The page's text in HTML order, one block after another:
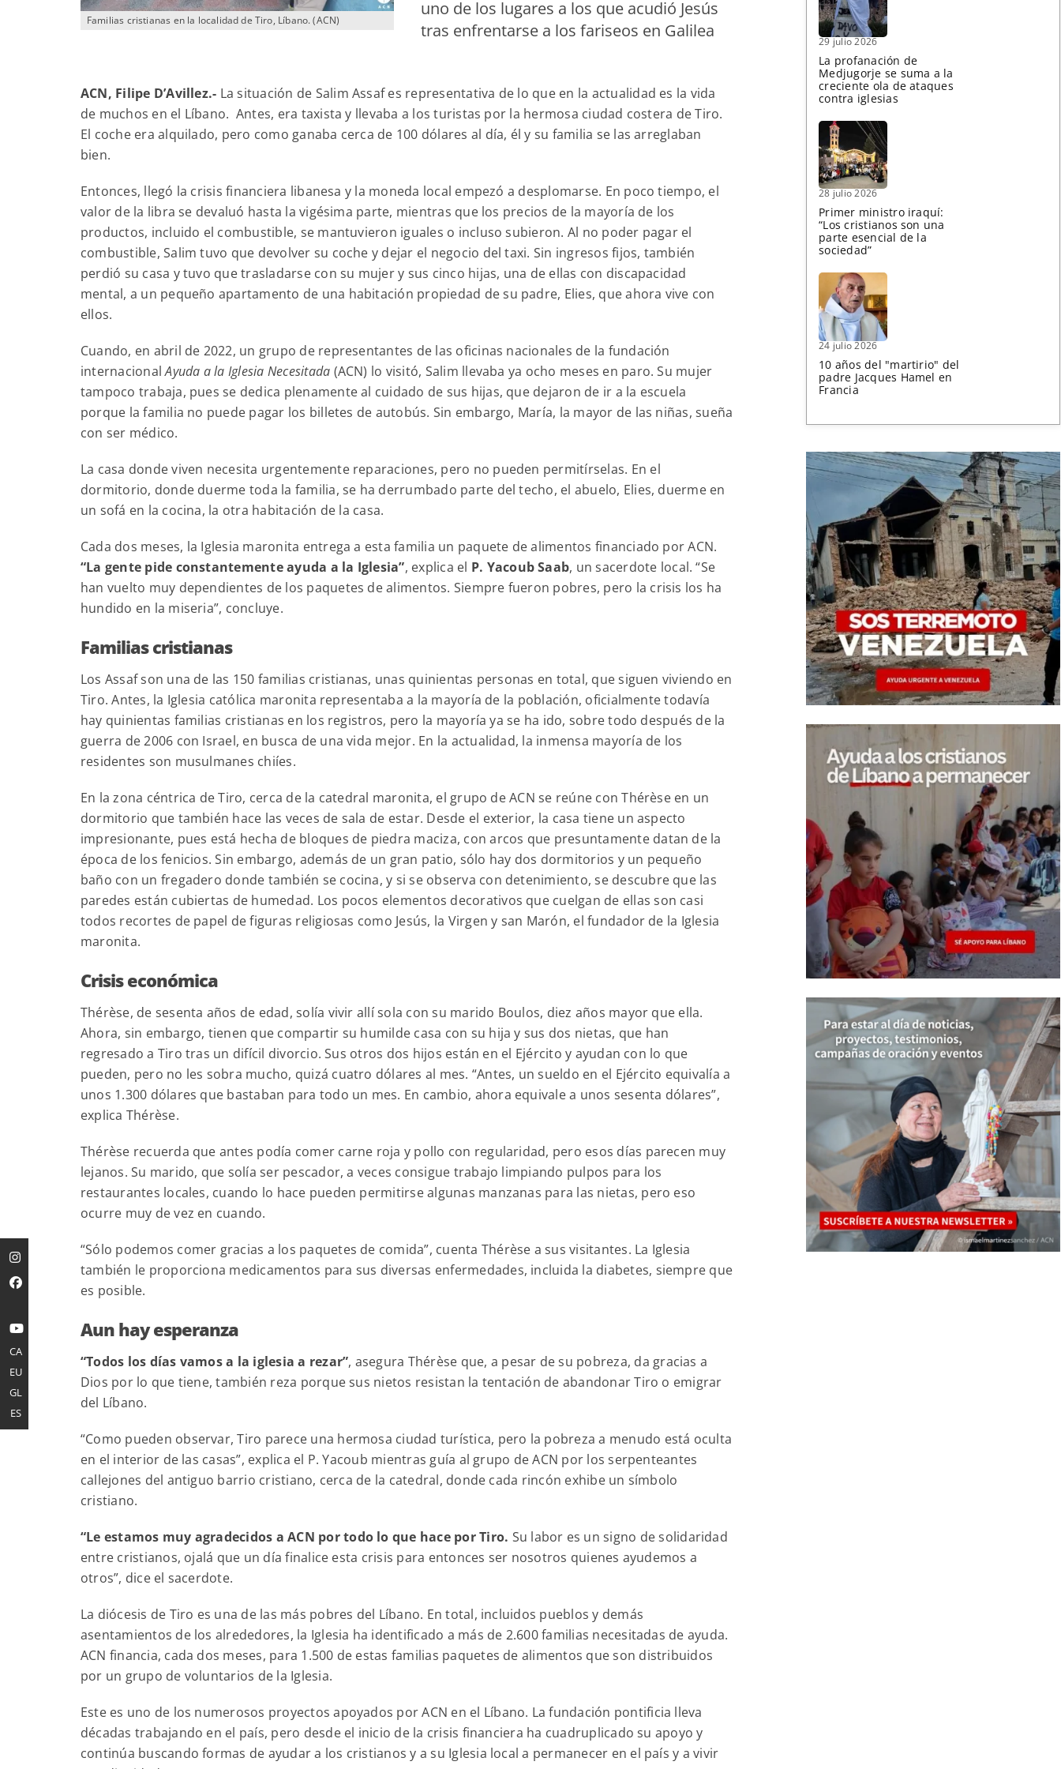
Familias cristianas en la localidad de Tiro, Líbano. (ACN)
uno de los lugares a los que acudió Jesús
tras enfrentarse a los fariseos en Galilea
ACN, Filipe D’Avillez.- La situación de Salim Assaf es representativa de lo que en la actualidad es la vida
de muchos en el Líbano. Antes, era taxista y llevaba a los turistas por la hermosa ciudad costera de Tiro.
El coche era alquilado, pero como ganaba cerca de 100 dólares al día, él y su familia se las arreglaban
bien.
Entonces, llegó la crisis financiera libanesa y la moneda local empezó a desplomarse. En poco tiempo, el
valor de la libra se devaluó hasta la vigésima parte, mientras que los precios de la mayoría de los
productos, incluido el combustible, se mantuvieron iguales o incluso subieron. Al no poder pagar el
combustible, Salim tuvo que devolver su coche y dejar el negocio del taxi. Sin ingresos fijos, también
perdió su casa y tuvo que trasladarse con su mujer y sus cinco hijas, una de ellas con discapacidad
mental, a un pequeño apartamento de una habitación propiedad de su padre, Elies, que ahora vive con
ellos.
Cuando, en abril de 2022, un grupo de representantes de las oficinas nacionales de la fundación
internacionalAyuda a la Iglesia Necesitada (ACN) lo visitó, Salim llevaba ya ocho meses en paro. Su mujer
tampoco trabaja, pues se dedica plenamente al cuidado de sus hijas, que dejaron de ir a la escuela
porque la familia no puede pagar los billetes de autobús. Sin embargo, María, la mayor de las niñas, sueña
con ser médico.
La casa donde viven necesita urgentemente reparaciones, pero no pueden permitírselas. En el
dormitorio, donde duerme toda la familia, se ha derrumbado parte del techo, el abuelo, Elies, duerme en
un sofá en la cocina, la otra habitación de la casa.
Cada dos meses, la Iglesia maronita entrega a esta familia un paquete de alimentos financiado por ACN.
“La gente pide constantemente ayuda a la Iglesia”, explica el P. Yacoub Saab, un sacerdote local. “Se
han vuelto muy dependientes de los paquetes de alimentos. Siempre fueron pobres, pero la crisis los ha
hundido en la miseria”, concluye.
Familias cristianas
Los Assaf son una de las 150 familias cristianas, unas quinientas personas en total, que siguen viviendo en
Tiro. Antes, la Iglesia católica maronita representaba a la mayoría de la población, oficialmente todavía
hay quinientas familias cristianas en los registros, pero la mayoría ya se ha ido, sobre todo después de la
guerra de 2006 con Israel, en busca de una vida mejor. En la actualidad, la inmensa mayoría de los
residentes son musulmanes chiíes.
En la zona céntrica de Tiro, cerca de la catedral maronita, el grupo de ACN se reúne con Thérèse en un
dormitorio que también hace las veces de sala de estar. Desde el exterior, la casa tiene un aspecto
impresionante, pues está hecha de bloques de piedra maciza, con arcos que presuntamente datan de la
época de los fenicios. Sin embargo, además de un gran patio, sólo hay dos dormitorios y un pequeño
baño con un fregadero donde también se cocina, y si se observa con detenimiento, se descubre que las
paredes están cubiertas de humedad. Los pocos elementos decorativos que cuelgan de ellas son casi
todos recortes de papel de figuras religiosas como Jesús, la Virgen y san Marón, el fundador de la Iglesia
maronita.
Crisiseconómica
Thérèse, de sesenta años de edad, solía vivir allí sola con su marido Boulos, diez años mayor que ella.
Ahora, sin embargo, tienen que compartir su humilde casa con su hija y sus dos nietas, que han
regresado a Tiro tras un difícil divorcio. Sus otros dos hijos están en el Ejército y ayudan con lo que
pueden, pero no les sobra mucho, quizá cuatro dólares al mes. “Antes, un sueldo en el Ejército equivalía a
unos 1.300 dólares que bastaban para todo un mes. En cambio, ahora equivale a unos sesenta dólares”,
explica Thérèse.
Thérèse recuerda que antes podía comer carne roja y pollo con regularidad, pero esos días parecen muy
lejanos. Su marido, que solía ser pescador, a veces consigue trabajo limpiando pulpos para los
restaurantes locales, cuando lo hace pueden permitirse algunas manzanas para las nietas, pero eso
ocurre muy de vez en cuando.
“Sólo podemos comer gracias a los paquetes de comida”, cuenta Thérèse a sus visitantes. La Iglesia
también le proporciona medicamentos para sus diversas enfermedades, incluida la diabetes, siempre que
es posible.
Aun hay esperanza
“Todos los días vamos a la iglesia a rezar”, asegura Thérèse que, a pesar de su pobreza, da gracias a
Dios por lo que tiene, también reza porque sus nietos resistan la tentación de abandonar Tiro o emigrar
del Líbano.
“Como pueden observar, Tiro parece una hermosa ciudad turística, pero la pobreza a menudo está oculta
en el interior de las casas”, explica el P. Yacoub mientras guía al grupo de ACN por los serpenteantes
callejones del antiguo barrio cristiano, cerca de la catedral, donde cada rincón exhibe un símbolo
cristiano.
“Le estamos muy agradecidos a ACN por todo lo que hace por Tiro. Su labor es un signo de solidaridad
entre cristianos, ojalá que un día finalice esta crisis para entonces ser nosotros quienes ayudemos a
otros”, dice el sacerdote.
La diócesis de Tiro es una de las más pobres del Líbano. En total, incluidos pueblos y demás
asentamientos de los alrededores, la Iglesia ha identificado a más de 2.600 familias necesitadas de ayuda.
ACN financia, cada dos meses, para 1.500 de estas familias paquetes de alimentos que son distribuidos
por un grupo de voluntarios de la Iglesia.
Este es uno de los numerosos proyectos apoyados por ACN en el Líbano. La fundación pontificia lleva
décadas trabajando en el país, pero desde el inicio de la crisis financiera ha cuadruplicado su apoyo y
continúa buscando formas de ayudar a los cristianos y a su Iglesia local a permanecer en el país y a vivir
29 julio 2026
La profanación de
Medjugorje se suma a la
creciente ola de ataques
contra iglesias
28 julio 2026
Primer ministro iraquí:
“Los cristianos son una
parte esencial de la
sociedad”
24 julio 2026
10 años del "martirio" del
padre Jacques Hamel en
Francia
CA
EU
GL
ES